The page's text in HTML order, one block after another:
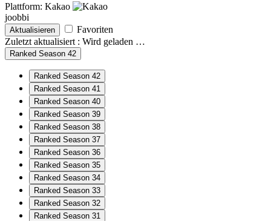
Plattform: Kakao
joobbi
Aktualisieren
Favoriten
Zuletzt aktualisiert : Wird geladen …
Ranked Season 42
Ranked Season 42
Ranked Season 41
Ranked Season 40
Ranked Season 39
Ranked Season 38
Ranked Season 37
Ranked Season 36
Ranked Season 35
Ranked Season 34
Ranked Season 33
Ranked Season 32
Ranked Season 31